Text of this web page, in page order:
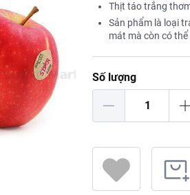
Thịt táo trắng
Sản phẩm là loại
mát mà còn có
Số lượng